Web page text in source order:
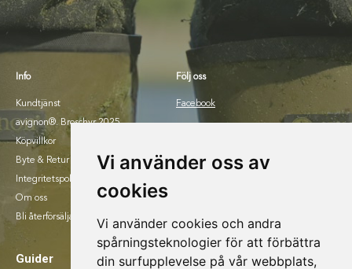
Vi använder oss av
cookies
Vi använder cookies och andra
spårningsteknologier för att förbättra
din surfupplevelse på vår webbplats,
Info
Kundtjänst
avignon®. Broschyr 2025.
Köpvillkor
Byte & Retur
Integritetspolicy
Om oss
Bli återförsäljare
Följ oss
Facebook
Guider